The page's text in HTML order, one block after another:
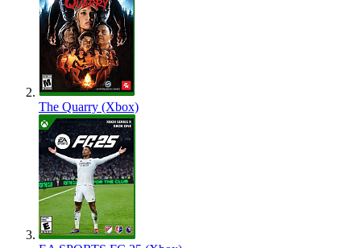
The Quarry (Xbox)